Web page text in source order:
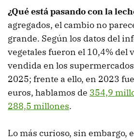
¿Qué está pasando con la
agregados, el cambio no
grande. Según los datos del
vegetales fueron el 10,4% del
vendida en los
2025; frente a ello, en 2023
euros, hablamos de 354,9
288,5 millones.
Lo más curioso, sin embargo,